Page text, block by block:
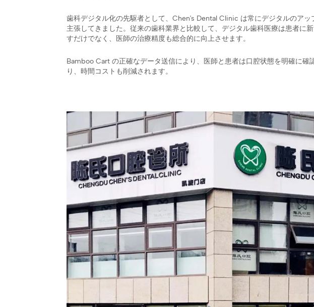
歯科デジタル化の先駆者として、Chen's Dental Clinic は常にデジタルのアッ
主張してきました。従来の歯科業界と比較して、デジタル歯科医療は患者に
すだけでなく、医師の治療精度も総合的に向上させます。
Bamboo Cart の正確なデータ送信により、医師と患者は口腔状態を明確に確
り、時間コストも削減されます。